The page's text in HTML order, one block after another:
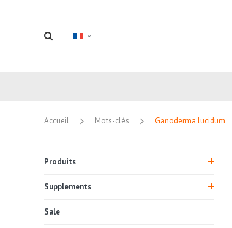
Accueil Mots-clés Ganoderma lucidum
Produits
Supplements
Sale